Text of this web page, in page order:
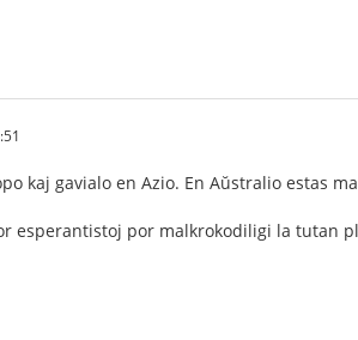
kaj gavialo en Azio. En Aŭstralio estas
esperantistoj por malkrokodiligi la tutan